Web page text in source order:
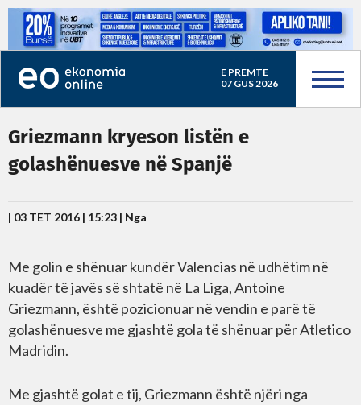
E PREMTE
07 GUS 2026
Griezmann kryeson listën e
golashënuesve në Spanjë
| 03 TET 2016 | 15:23 | Nga
Me golin e shënuar kundër Valencias në udhëtim në
kuadër të javës së shtatë në La Liga, Antoine
Griezmann, është pozicionuar në vendin e parë të
golashënuesve me gjashtë gola të shënuar për Atletico
Madridin.
Me gjashtë golat e tij, Griezmann është njëri nga